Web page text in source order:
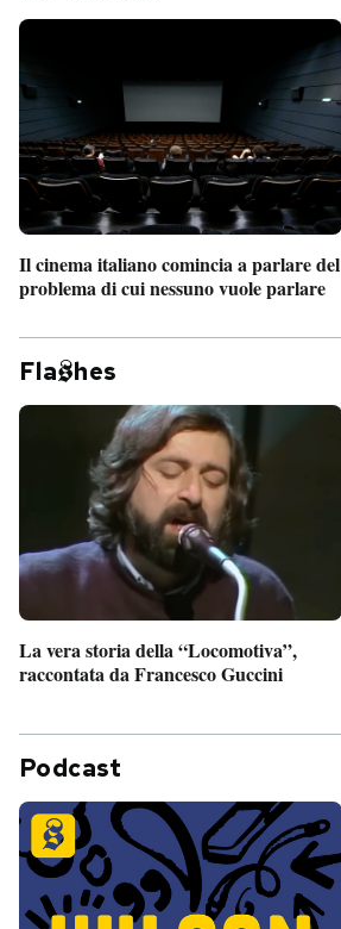
Il cinema italiano comincia a parlare del
problema di cui nessuno vuole parlare
Fla hes
La vera storia della “Locomotiva”,
raccontata da Francesco Guccini
Podcast